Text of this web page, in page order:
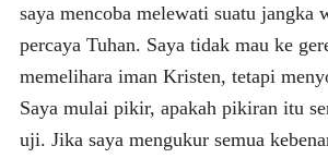
saya mencoba melewati suatu jangka
percaya Tuhan. Saya tidak mau ke
memelihara iman Kristen, tetapi
Saya mulai pikir, apakah pikiran itu
uji. Jika saya mengukur semua